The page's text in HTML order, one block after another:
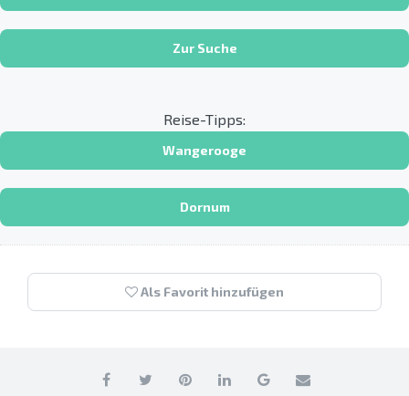
Zur Suche
Reise-Tipps:
Wangerooge
Dornum
Als Favorit hinzufügen